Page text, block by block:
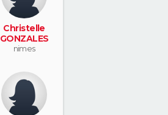
Christelle
GONZALES
nimes